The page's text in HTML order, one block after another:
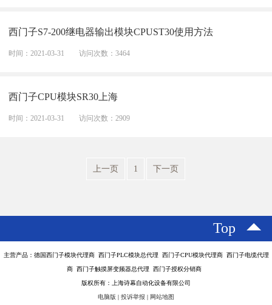
西门子S7-200继电器输出模块CPUST30使用方法
时间：2021-03-31 访问次数：3464
西门子CPU模块SR30上海
时间：2021-03-31 访问次数：2909
上一页 1 下一页
Top
主营产品：德国西门子模块代理商 西门子PLC模块总代理 西门子CPU模块代理商 西门子电缆代理
商 西门子触摸屏变频器总代理 西门子授权分销商
版权所有：上海诗幕自动化设备有限公司
电脑版 | 投诉举报 | 网站地图